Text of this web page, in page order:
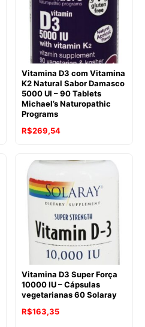
Vitamina D3 com Vitamina
K2 Natural Sabor Damasco
5000 UI – 90 Tablets
Michael’s Naturopathic
Programs
R$269,54
Vitamina D3 Super Força
10000 IU – Cápsulas
vegetarianas 60 Solaray
R$163,35